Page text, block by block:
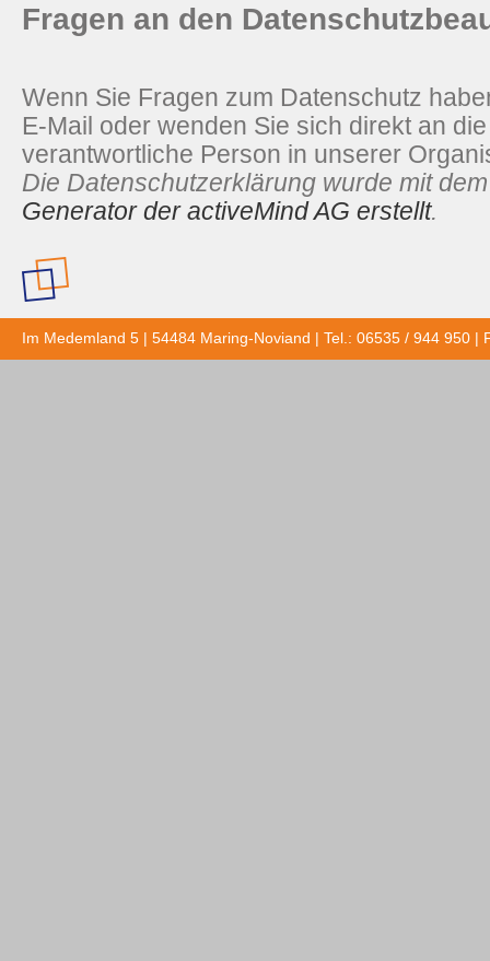
Fragen an den
Wenn Sie Fragen zum Datenschutz
E-Mail oder wenden Sie sich direkt an
verantwortliche Person in unserer
Die Datenschutzerklärung wurde mit
Generator der activeMind AG erstellt.
Im Medemland 5 | 54484 Maring-Noviand | Tel.: 06535 / 944 950 |